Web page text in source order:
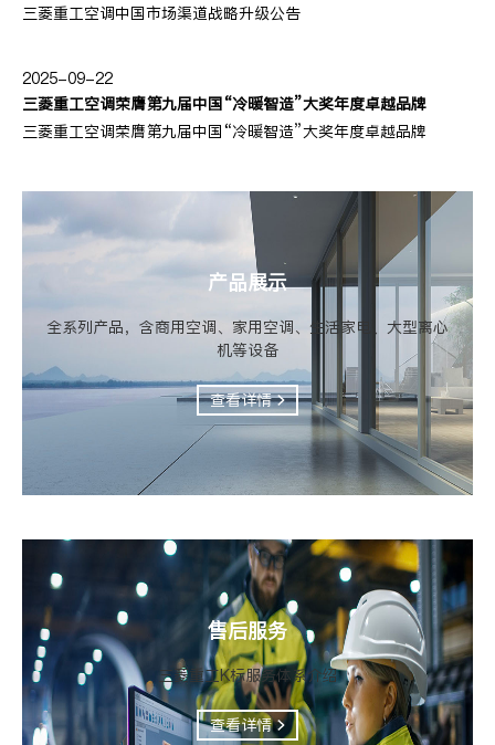
三菱重工空调中国市场渠道战略升级公告
2025-09-22
三菱重工空调荣膺第九届中国“冷暖智造”大奖年度卓越品牌
三菱重工空调荣膺第九届中国“冷暖智造”大奖年度卓越品牌
产品展示
全系列产品，含商用空调、家用空调、生活家电、大型离心
机等设备
查看详情
售后服务
三菱重工K标服务体系介绍
查看详情